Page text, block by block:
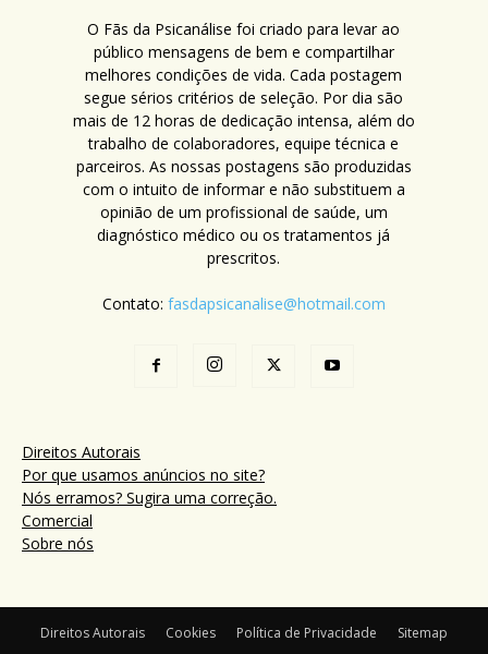
O Fãs da Psicanálise foi criado para levar ao
público mensagens de bem e compartilhar
melhores condições de vida. Cada postagem
segue sérios critérios de seleção. Por dia são
mais de 12 horas de dedicação intensa, além do
trabalho de colaboradores, equipe técnica e
parceiros. As nossas postagens são produzidas
com o intuito de informar e não substituem a
opinião de um profissional de saúde, um
diagnóstico médico ou os tratamentos já
prescritos.
Contato: fasdapsicanalise@hotmail.com
Direitos Autorais
Por que usamos anúncios no site?
Nós erramos? Sugira uma correção.
Comercial
Sobre nós
Direitos Autorais Cookies Política de Privacidade Sitemap